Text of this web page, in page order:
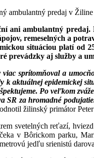
ambulantný predaj v Žiline
ani ambulantný
remeselných a
situáciou platí
prevádzky aj služby a
sprítomňoval a
k aktuálnej epidemickej
Po veľkom
SR za hromadné
žilinský primátor
svetelných reťazí,
v Bôrickom parku,
jedľu srienistú